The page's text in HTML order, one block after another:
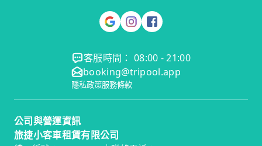
客服時間： 08:00 - 21:00
booking@tripool.app
隱私政策服務條款
公司與營運資訊
旅捷小客車租賃有限公司